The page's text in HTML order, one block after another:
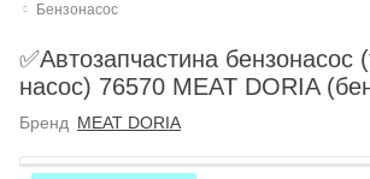
Бензонасос
✅Автозапчастина бензонасос
насос) 76570 MEAT DORIA
Бренд MEAT DORIA